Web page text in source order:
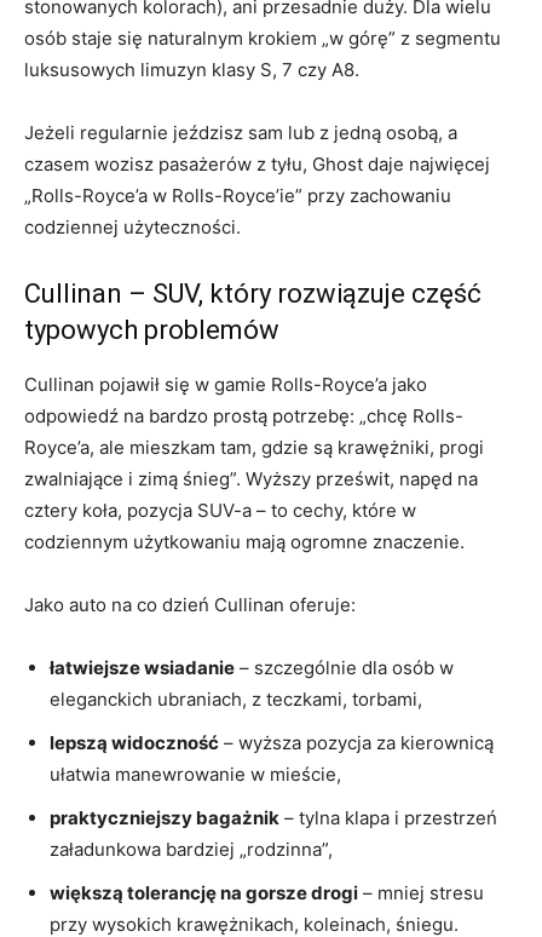
stonowanych kolorach), ani przesadnie duży. Dla wielu
osób staje się naturalnym krokiem „w górę” z segmentu
luksusowych limuzyn klasy S, 7 czy A8.
Jeżeli regularnie jeździsz sam lub z jedną osobą, a
czasem wozisz pasażerów z tyłu, Ghost daje najwięcej
„Rolls-Royce’a w Rolls-Royce’ie” przy zachowaniu
codziennej użyteczności.
Cullinan – SUV, który rozwiązuje część
typowych problemów
Cullinan pojawił się w gamie Rolls-Royce’a jako
odpowiedź na bardzo prostą potrzebę: „chcę Rolls-
Royce’a, ale mieszkam tam, gdzie są krawężniki, progi
zwalniające i zimą śnieg”. Wyższy prześwit, napęd na
cztery koła, pozycja SUV-a – to cechy, które w
codziennym użytkowaniu mają ogromne znaczenie.
Jako auto na co dzień Cullinan oferuje:
łatwiejsze wsiadanie – szczególnie dla osób w
eleganckich ubraniach, z teczkami, torbami,
lepszą widoczność – wyższa pozycja za kierownicą
ułatwia manewrowanie w mieście,
praktyczniejszy bagażnik – tylna klapa i przestrzeń
załadunkowa bardziej „rodzinna”,
większą tolerancję na gorsze drogi – mniej stresu
przy wysokich krawężnikach, koleinach, śniegu.